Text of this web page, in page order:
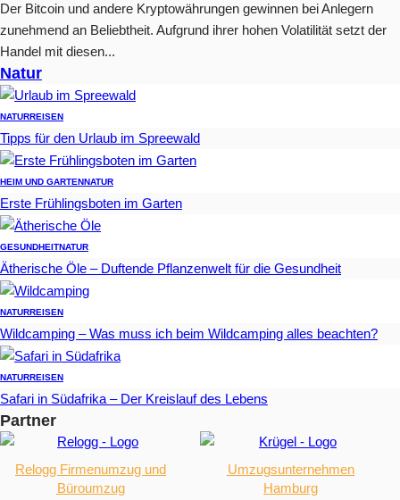
Der Bitcoin und andere Kryptowährungen gewinnen bei Anlegern
zunehmend an Beliebtheit. Aufgrund ihrer hohen Volatilität setzt der
Handel mit diesen...
Natur
NATURREISEN
Tipps für den Urlaub im Spreewald
HEIM UND GARTENNATUR
Erste Frühlingsboten im Garten
GESUNDHEITNATUR
Ätherische Öle – Duftende Pflanzenwelt für die Gesundheit
NATURREISEN
Wildcamping – Was muss ich beim Wildcamping alles beachten?
NATURREISEN
Safari in Südafrika – Der Kreislauf des Lebens
Partner
Relogg Firmenumzug und
Büroumzug
Umzugsunternehmen
Hamburg